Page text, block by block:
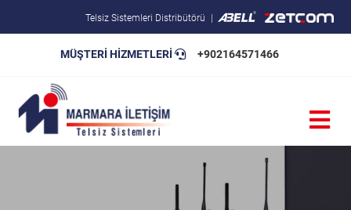
Telsiz Sistemleri Distribütörü
MÜŞTERİ HİZMETLERİ +902164571466